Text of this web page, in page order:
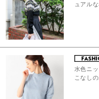
ュアル
水色ニ
こなし